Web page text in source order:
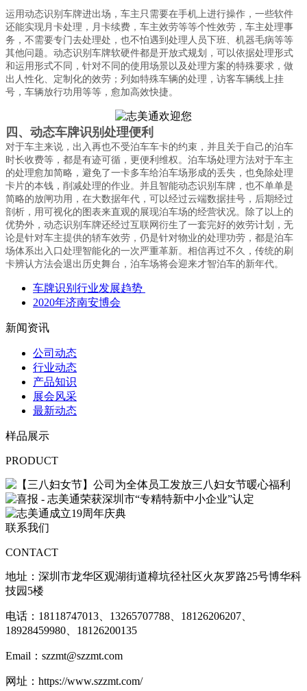
运用动态识别车牌进出场，车主只需要在手机上进行操作，一些软件
还能实现月卡处理，月卡续费，车主效劳等等个性效劳，车主处理事
务，不需要专门去处理处，也不怕遇到处理人员下班、机器毛病等等
其他问题。动态识别车牌软硬件都是开放式规划，可以依据处理形式
和运用形式不同，针对不同的使用场景以及处理方案的特殊要求，做
出人性化、定制化的效劳；列如特殊车辆的处理，访客车辆线上挂
号，车辆放行功用等等，愈加高效快捷。
四、动态车牌识别处理便利
对于车主来说，出入再也不受泊车车卡的约束，并且关于自己的泊车
时长收费等，都是有迹可循，更便利维权。泊车场处理方法对于车主
的处理愈加简略，避免了一卡多车给泊车场形成的丢失，也免除处理
卡片的本钱，削减处理的作业。并且智能动态识别车牌，也不单单是
简略的放闸功用，在大数据年代，可以经过云端数据挂号，后期经过
剖析，用可视化的图表来直观的展现泊车场的经营状况。除了以上的
优势外，动态识别车牌还经过互联网衍生了一套完好的效劳计划，无
论是针对车主提供的轿车效劳，仍是针对物业的处理功劳，都是泊车
场体系出入口处理智能化的一次严重革新。相信再过不久，传统的刷
卡辨认方法会退出历史舞台，泊车场将会迎来才智泊车的新年代。
车牌识别行业发展趋势
2020年济南安博会
新闻资讯
公司动态
行业动态
产品知识
展会风采
最新动态
样品展示
PRODUCT
联系我们
CONTACT
地址： 深圳市龙华区观湖街道樟坑径社区火灰罗路25号博华科
技园5楼
电话：18118747013、 13265707788、18126206207、
18928459980、18126200135
Email：szzmt@szzmt.com
网址：https://www.szzmt.com/